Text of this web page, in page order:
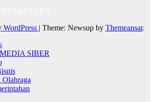
WordPress | Theme: Newsup by Themeansar.
SIBER